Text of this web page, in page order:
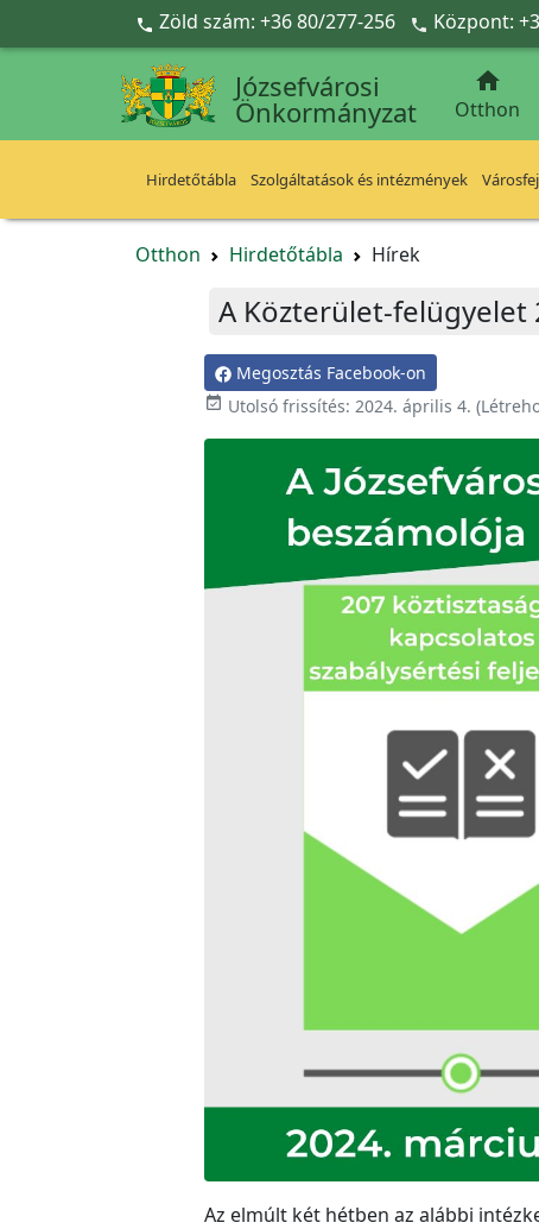
Ugrás a fő tartalomra
 Zöld szám: +36 80/277-256  Központ:
Józsefvárosi
Önkormányzat

Otthon
Hirdetőtábla Szolgáltatások és intézmények
Otthon Hirdetőtábla Hírek
A Közterület-felügyelet
Megosztás Facebook-on
 Utolsó frissítés: 2024. április 4.
Az elmúlt két hétben az alábbi